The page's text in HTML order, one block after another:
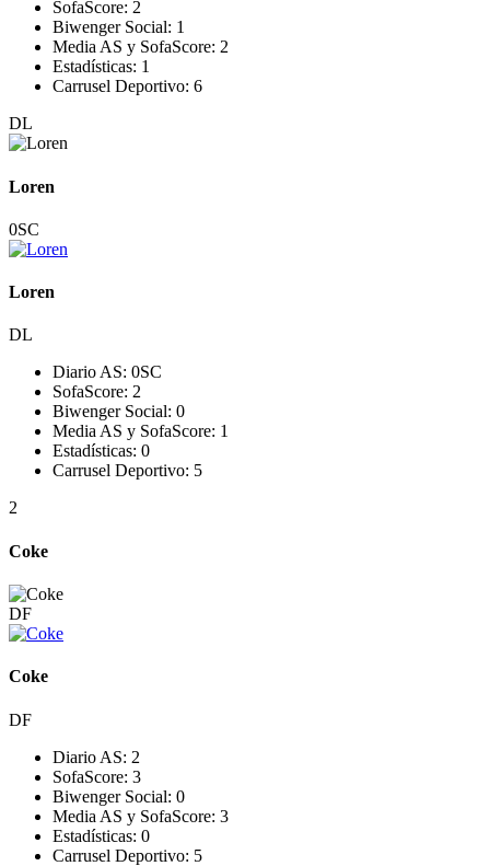
SofaScore: 2
Biwenger Social: 1
Media AS y SofaScore: 2
Estadísticas: 1
Carrusel Deportivo: 6
DL
Loren
0SC
Loren
DL
Diario AS: 0SC
SofaScore: 2
Biwenger Social: 0
Media AS y SofaScore: 1
Estadísticas: 0
Carrusel Deportivo: 5
2
Coke
DF
Coke
DF
Diario AS: 2
SofaScore: 3
Biwenger Social: 0
Media AS y SofaScore: 3
Estadísticas: 0
Carrusel Deportivo: 5